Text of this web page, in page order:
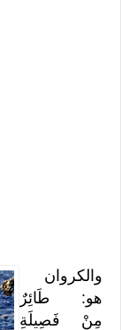
والكروان
هو:
طَائِرٌ
مِنْ فَصِيلَةِ